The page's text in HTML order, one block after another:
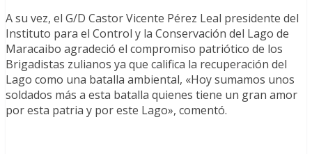
A su vez, el G/D Castor Vicente Pérez Leal presidente del
Instituto para el Control y la Conservación del Lago de
Maracaibo agradeció el compromiso patriótico de los
Brigadistas zulianos ya que califica la recuperación del
Lago como una batalla ambiental, «Hoy sumamos unos
soldados más a esta batalla quienes tiene un gran amor
por esta patria y por este Lago», comentó.